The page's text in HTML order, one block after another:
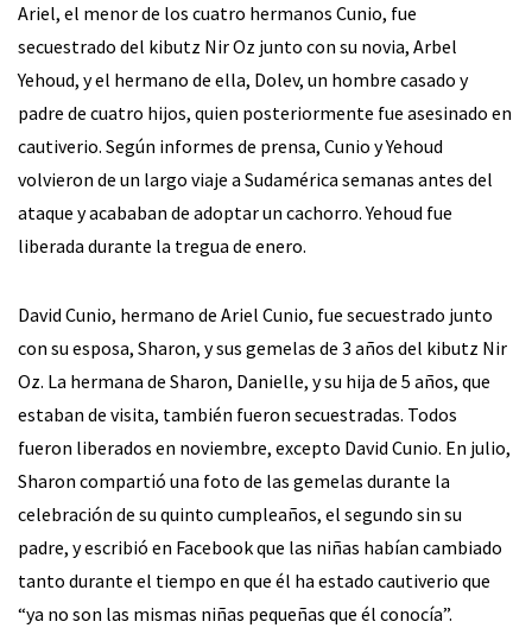
Ariel, el menor de los cuatro hermanos Cunio, fue
secuestrado del kibutz Nir Oz junto con su novia, Arbel
Yehoud, y el hermano de ella, Dolev, un hombre casado y
padre de cuatro hijos, quien posteriormente fue asesinado en
cautiverio. Según informes de prensa, Cunio y Yehoud
volvieron de un largo viaje a Sudamérica semanas antes del
ataque y acababan de adoptar un cachorro. Yehoud fue
liberada durante la tregua de enero.
David Cunio, hermano de Ariel Cunio, fue secuestrado junto
con su esposa, Sharon, y sus gemelas de 3 años del kibutz Nir
Oz. La hermana de Sharon, Danielle, y su hija de 5 años, que
estaban de visita, también fueron secuestradas. Todos
fueron liberados en noviembre, excepto David Cunio. En julio,
Sharon compartió una foto de las gemelas durante la
celebración de su quinto cumpleaños, el segundo sin su
padre, y escribió en Facebook que las niñas habían cambiado
tanto durante el tiempo en que él ha estado cautiverio que
“ya no son las mismas niñas pequeñas que él conocía”.